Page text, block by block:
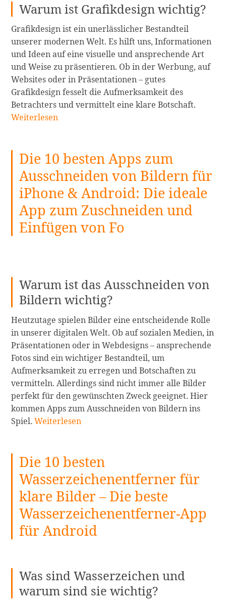
Bildeditor
zum
Haarfarbenwechsel
weiterlesen
Warum ist Grafikdesign wichtig?
Grafikdesign ist ein unerlässlicher Bestandteil
unserer modernen Welt. Es hilft uns, Informationen
und Ideen auf eine visuelle und ansprechende Art
und Weise zu präsentieren. Ob in der Werbung, auf
Websites oder in Präsentationen – gutes
Grafikdesign fesselt die Aufmerksamkeit des
Betrachters und vermittelt eine klare Botschaft.
in
Weiterlesen
Die 10 besten Apps zum
Ausschneiden von Bildern für
iPhone & Android: Die ideale
App zum Zuschneiden und
Einfügen von Fo
Warum ist das Ausschneiden von
Bildern wichtig?
Heutzutage spielen Bilder eine entscheidende Rolle
in unserer digitalen Welt. Ob auf sozialen Medien, in
Präsentationen oder in Webdesigns – ansprechende
Fotos sind ein wichtiger Bestandteil, um
Aufmerksamkeit zu erregen und Botschaften zu
vermitteln. Allerdings sind nicht immer alle Bilder
perfekt für den gewünschten Zweck geeignet. Hier
kommen Apps zum Ausschneiden von Bildern ins
Spiel.Die
Apps
Ausschneiden
von
Bildern
für
iPhone
Die
App
Weiterlesen
Die 10 besten
Wasserzeichenentferner für
klare Bilder – Die beste
Wasserzeichenentferner-App
für Android
Was sind Wasserzeichen und
warum sind sie wichtig?